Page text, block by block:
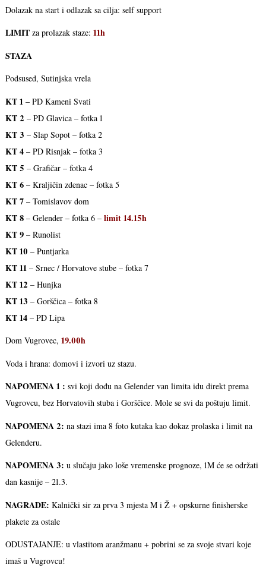
Dolazak na start i odlazak sa cilja: self support
LIMITza prolazak staze: 11h
STAZA
Podsused, Sutinjska vrela
KT 1 – PD Kameni Svati
KT 2 – PD Glavica – fotka 1
KT 3 – Slap Sopot – fotka 2
KT 4– PD Risnjak – fotka 3
KT 5 – Grafičar – fotka 4
KT 6– Kraljičin zdenac – fotka 5
KT 7– Tomislavov dom
KT 8– Gelender – fotka 6 – limit 14.15h
KT 9– Runolist
KT 10 – Puntjarka
KT 11 – Srnec / Horvatove stube – fotka 7
KT 12 – Hunjka
KT 13 – Gorščica – fotka 8
KT 14– PD Lipa
Dom Vugrovec, 19.00h
Voda i hrana: domovi i izvori uz stazu.
NAPOMENA 1 : svi koji dođu na Gelender van limita idu direkt prema
Vugrovcu, bez Horvatovih stuba i Gorščice. Mole se svi da poštuju limit.
NAPOMENA 2: na stazi ima 8 foto kutaka kao dokaz prolaska i limit na
Gelenderu.
NAPOMENA 3: u slučaju jako loše vremenske prognoze, 1M će se održati
dan kasnije – 21.3.
NAGRADE: Kalnički sir za prva 3 mjesta M i Ž + opskurne finisherske
plakete za ostale
ODUSTAJANJE: u vlastitom aranžmanu + pobrini se za svoje stvari koje
imaš u Vugrovcu!